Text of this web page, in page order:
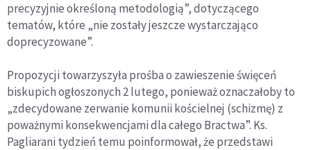
precyzyjnie określoną metodologią”, dotyczącego
tematów, które „nie zostały jeszcze wystarczająco
doprecyzowane”.
Propozycji towarzyszyła prośba o zawieszenie święceń
biskupich ogłoszonych 2 lutego, ponieważ oznaczałoby to
„zdecydowane zerwanie komunii kościelnej (schizmę) z
poważnymi konsekwencjami dla całego Bractwa”. Ks.
Pagliarani tydzień temu poinformował, że przedstawi